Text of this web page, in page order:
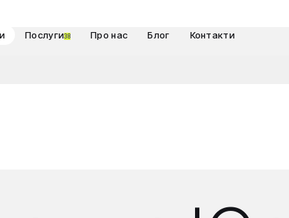
Послуги38 Про нас Блог Контакти